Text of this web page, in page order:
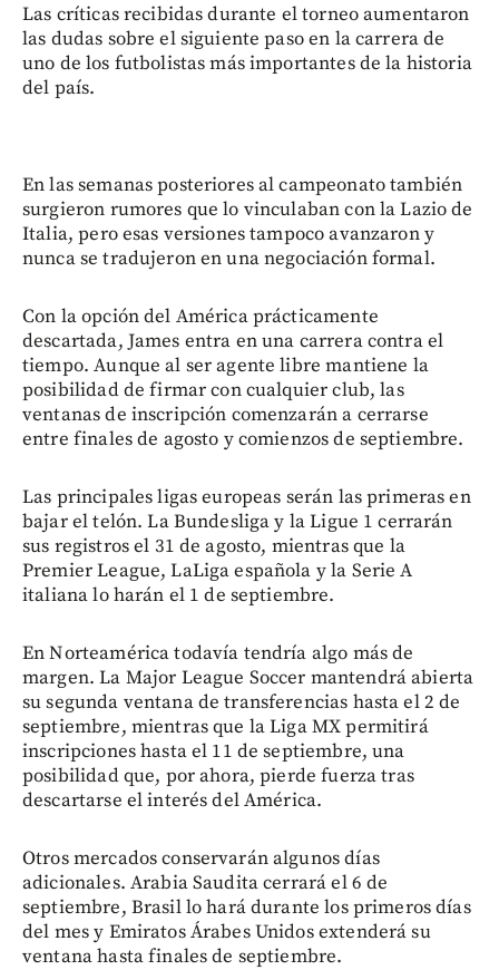
Las críticas recibidas durante el torneo aumentaron
las dudas sobre el siguiente paso en la carrera de
uno de los futbolistas más importantes de la historia
del país.
En las semanas posteriores al campeonato también
surgieron rumores que lo vinculaban con la Lazio de
Italia, pero esas versiones tampoco avanzaron y
nunca se tradujeron en una negociación formal.
Con la opción del América prácticamente
descartada, James entra en una carrera contra el
tiempo. Aunque al ser agente libre mantiene la
posibilidad de firmar con cualquier club, las
ventanas de inscripción comenzarán a cerrarse
entre finales de agosto y comienzos de septiembre.
Las principales ligas europeas serán las primeras en
bajar el telón. La Bundesliga y la Ligue 1 cerrarán
sus registros el 31 de agosto, mientras que la
Premier League, LaLiga española y la Serie A
italiana lo harán el 1 de septiembre.
En Norteamérica todavía tendría algo más de
margen. La Major League Soccer mantendrá abierta
su segunda ventana de transferencias hasta el 2 de
septiembre, mientras que la Liga MX permitirá
inscripciones hasta el 11 de septiembre, una
posibilidad que, por ahora, pierde fuerza tras
descartarse el interés del América.
Otros mercados conservarán algunos días
adicionales. Arabia Saudita cerrará el 6 de
septiembre, Brasil lo hará durante los primeros días
del mes y Emiratos Árabes Unidos extenderá su
ventana hasta finales de septiembre.